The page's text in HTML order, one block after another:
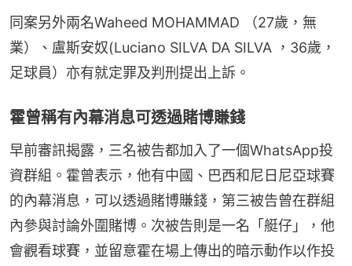
同案另外兩名Waheed MOHAMMAD （27歲，無
業）、盧斯安奴(Luciano SILVA DA SILVA ，36歲，
足球員）亦有就定罪及判刑提出上訴。
霍曾稱有內幕消息可透過賭博賺錢
早前審訊揭露，三名被告都加入了一個WhatsApp投
資群組。霍曾表示，他有中國、巴西和尼日尼亞球賽
的內幕消息，可以透過賭博賺錢，第三被告曾在群組
內參與討論外圍賭博。次被告則是一名「艇仔」，他
會觀看球賽，並留意霍在場上傳出的暗示動作以作投